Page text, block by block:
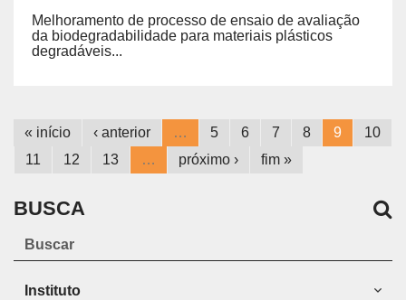
Melhoramento de processo de ensaio de avaliação
da biodegradabilidade para materiais plásticos
degradáveis...
« início ‹ anterior … 5 6 7 8 9
10
11
12 13 … próximo › fim »
BUSCA